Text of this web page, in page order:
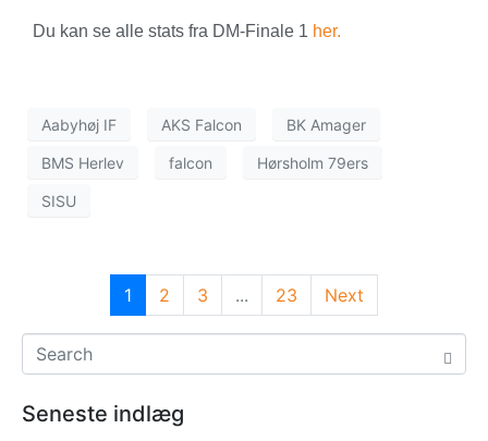
Du kan se alle stats fra DM-Finale 1 her.
Aabyhøj IF AKS Falcon BK Amager
BMS Herlev falcon Hørsholm 79ers
SISU
1 2 3 ... 23 Next
Seneste indlæg